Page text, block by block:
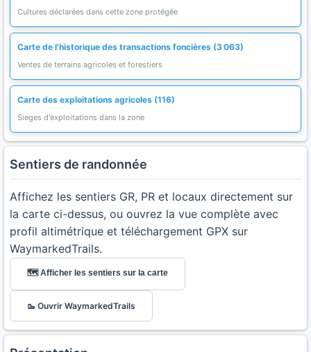
Cultures déclarées dans cette zone protégée
Carte de l'historique des transactions foncières (3 063)
Ventes de terrains agricoles et forestiers
Carte des exploitations agricoles (116)
Sieges d'exploitations dans la zone
Sentiers de randonnée
Affichez les sentiers GR, PR et locaux directement sur
la carte ci-dessus, ou ouvrez la vue complète avec
profil altimétrique et téléchargement GPX sur
WaymarkedTrails.
🗺️ Afficher les sentiers sur la carte
🥾 Ouvrir WaymarkedTrails